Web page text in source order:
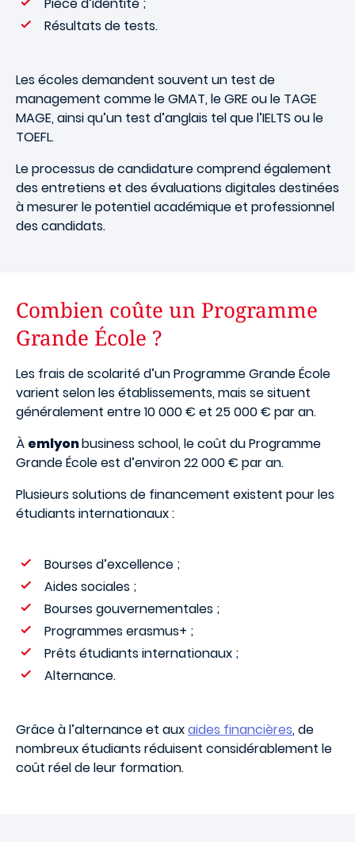
Résultats de tests.
Les écoles demandent souvent un test de
management comme le GMAT, le GRE ou le TAGE
MAGE, ainsi qu’un test d’anglais tel que l’IELTS ou le
TOEFL.
Le processus de candidature comprend également
des entretiens et des évaluations digitales destinées
à mesurer le potentiel académique et professionnel
des candidats.
Combien coûte un Programme
Grande École ?
Les frais de scolarité d’un Programme Grande École
varient selon les établissements, mais se situent
généralement entre 10 000 € et 25 000 € par an.
À emlyonbusiness school, le coût du Programme
Grande École est d’environ 22 000 € par an.
Plusieurs solutions de financement existent pour les
étudiants internationaux :
Bourses d’excellence ;
Aides sociales ;
Bourses gouvernementales ;
Programmes erasmus+ ;
Prêts étudiants internationaux ;
Alternance.
Grâce à l’alternance et auxaides financières, de
nombreux étudiants réduisent considérablement le
coût réel de leur formation.